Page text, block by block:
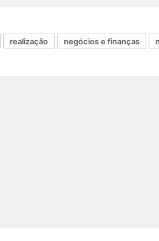
realização negócios e finanças